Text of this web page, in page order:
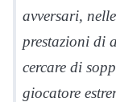
avversari,
prestazioni di
cercare di
giocatore